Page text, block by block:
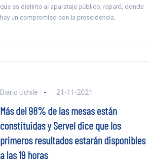
que es distinto al aparataje público, reparó, donde
hay un compromiso con la prescidencia.
Diario Uchile 21-11-2021
Más del 98% de las mesas están
constituidas y Servel dice que los
primeros resultados estarán disponibles
a las 19 horas